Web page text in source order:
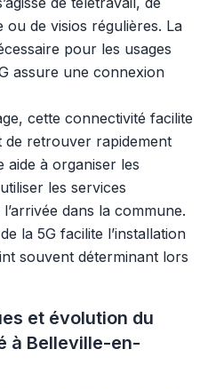
ou de visios régulières. La
pour les usages
assure une connexion
cette connectivité facilite
de retrouver rapidement
aide à organiser les
les services
dans la commune.
la 5G facilite l’installation
souvent déterminant lors
et évolution du
à Belleville-en-